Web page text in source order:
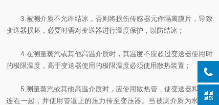
3.被测介质不允许结冰，否则将损伤传感器元件隔离膜片，导致
变送器损坏，必要时需对变送器进行温度保护，以防结冰；
4.在测量蒸汽或其他高温介质时，其温度不应超过变送器使用时
的极限温度，高于变送器使用的极限温度必须使用散热装置；
5.测量蒸汽或其他高温介质时，应使用散热管，使变送器和管道
连在一起，并使用管道上的压力传至变压器。当被测介质为水蒸气